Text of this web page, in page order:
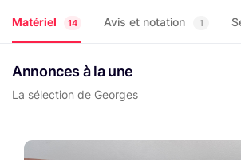
Matériel 14 Avis et notation 1
Annonces à la une
La sélection de Georges